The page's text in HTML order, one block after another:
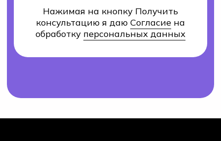
Контакты
8 (800) 222-75-46